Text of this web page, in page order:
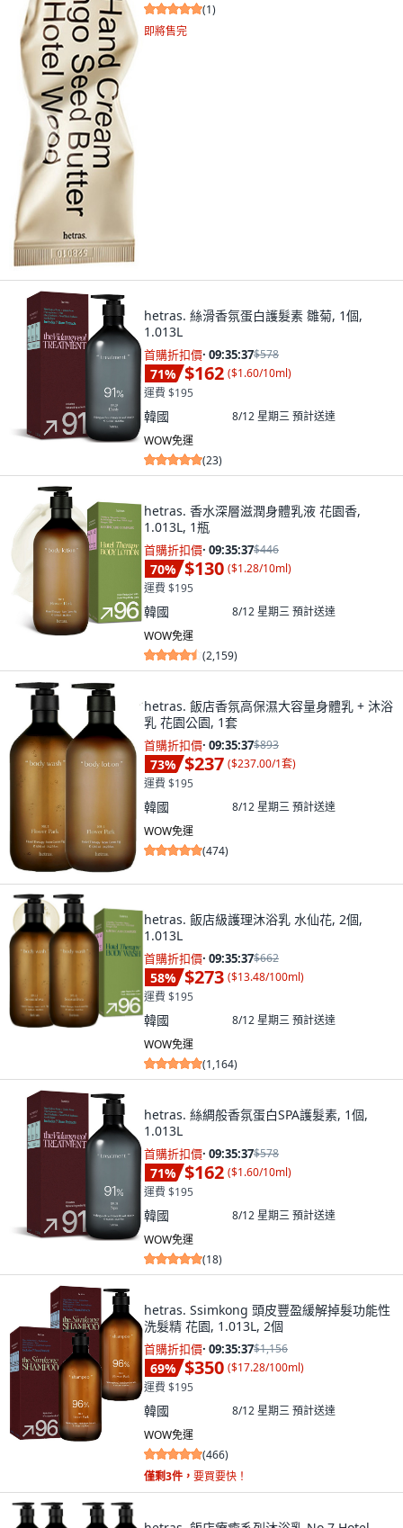
(1)
即將售完
hetras. 絲滑香氛蛋白護髮素 雛菊, 1個,
1.013L
首購折扣價· 09:35:36$578
71% $162 ($1.60/10ml)
運費 $195
韓國 8/12 星期三預計送達
WOW免運
(23)
hetras. 香水深層滋潤身體乳液 花園香,
1.013L, 1瓶
首購折扣價· 09:35:36$446
70% $130 ($1.28/10ml)
運費 $195
韓國 8/12 星期三預計送達
WOW免運
(2,159)
hetras. 飯店香氛高保濕大容量身體乳 + 沐浴
乳 花園公園, 1套
首購折扣價· 09:35:36$893
73% $237 ($237.00/1套)
運費 $195
韓國 8/12 星期三預計送達
WOW免運
(474)
hetras. 飯店級護理沐浴乳 水仙花, 2個,
1.013L
首購折扣價· 09:35:36$662
58% $273 ($13.48/100ml)
運費 $195
韓國 8/12 星期三預計送達
WOW免運
(1,164)
hetras. 絲綢般香氛蛋白SPA護髮素, 1個,
1.013L
首購折扣價· 09:35:36$578
71% $162 ($1.60/10ml)
運費 $195
韓國 8/12 星期三預計送達
WOW免運
(18)
hetras. Ssimkong 頭皮豐盈緩解掉髮功能性
洗髮精 花園, 1.013L, 2個
首購折扣價· 09:35:36$1,156
69% $350 ($17.28/100ml)
運費 $195
韓國 8/12 星期三預計送達
WOW免運
(466)
僅剩3件， 要買要快！